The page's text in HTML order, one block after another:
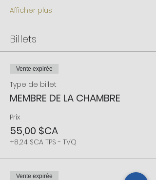
Afficher plus
Billets
Vente expirée
Type de billet
MEMBRE DE LA CHAMBRE
Prix
55,00 $CA
+8,24 $CA TPS - TVQ
Vente expirée